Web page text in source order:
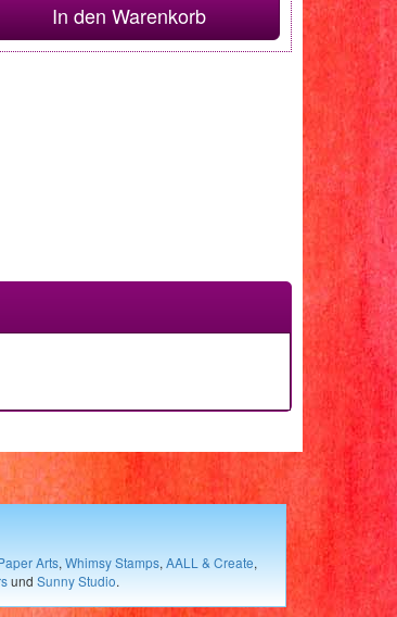
In den Warenkorb
Arts, Whimsy Stamps, AALL & Create,
und Sunny Studio.